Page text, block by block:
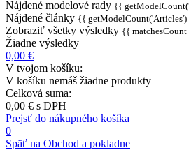
Nájdené modelové rady {{
Nájdené články {{
Zobraziť všetky výsledky {{
Žiadne výsledky
0,00 €
V tvojom košíku:
V košíku nemáš žiadne produkty
Celková suma:
0,00 € s DPH
Prejsť do nákupného košíka
0
Späť na Obchod a pokladne